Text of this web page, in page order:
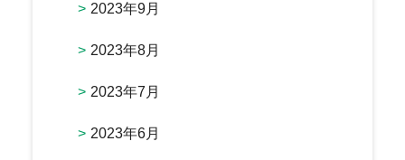
2023年9月
2023年8月
2023年7月
2023年6月